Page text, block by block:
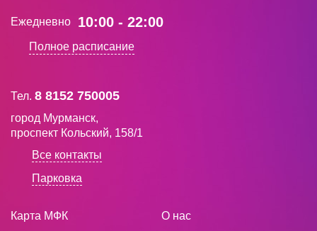
Ежедневно 10:00 - 22:00
Полное расписание
Тел. 8 8152 750005
город Мурманск,
проспект Кольский, 158/1
Все контакты
Парковка
Карта МФК О нас